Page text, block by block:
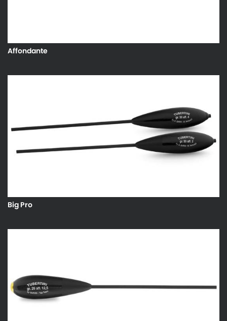
Affondante
Big Pro